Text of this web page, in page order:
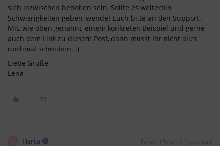
sich inzwischen behoben sein. Sollte es weiterhin
Schwierigkeiten geben, wendet Euch bitte an den Support. -
Mit, wie oben genannt, einem konkreten Beispiel und gerne
auch dem Link zu diesem Post, dann müsst Ihr nicht alles
nochmal schreiben. :)
Liebe Grüße
Lena
Herta Forum|Forum|1 year ago